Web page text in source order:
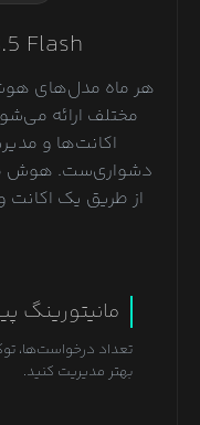
Flash
هر ماه مدل‌های
مختلف ارائه
اکانت‌ها و
دشواری‌ست. هوش
از طریق یک اکانت
مانیتورینگ
تعداد درخواست‌ها،
بهتر مدیریت کنید.